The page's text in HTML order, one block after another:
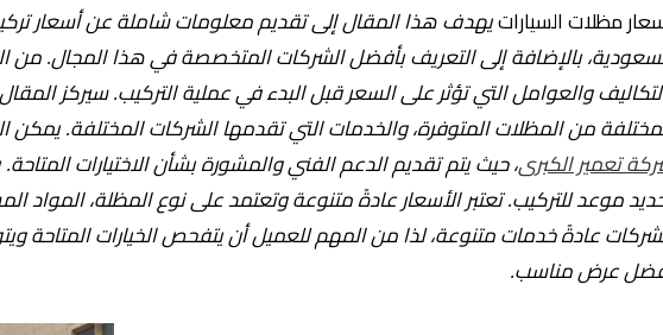
مظلات السياراتيهدف هذا المقال إلى تقديم معلومات شاملة عن أسعار
بالإضافة إلى التعريف بأفضل الشركات المتخصصة في هذا المجال. من
والعوامل التي تؤثر على السعر قبل البدء في عملية التركيب. سيركز
من المظلات المتوفرة، والخدمات التي تقدمها الشركات المختلفة.
تعمير الكبرى، حيث يتم تقديم الدعم الفني والمشورة بشأن الاختيارات
موعد للتركيب. تعتبر الأسعار عادةً متنوعة وتعتمد على نوع المظلة، المواد
عادةً خدمات متنوعة، لذا من المهم للعميل أن يتفحص الخيارات
عرض مناسب.